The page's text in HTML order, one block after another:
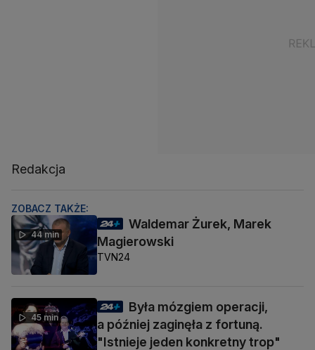
Redakcja
ZOBACZ TAKŻE:
44 min
Waldemar Żurek, Marek
Magierowski
TVN24
45 min
Była mózgiem operacji,
a później zaginęła z fortuną.
"Istnieje jeden konkretny trop"